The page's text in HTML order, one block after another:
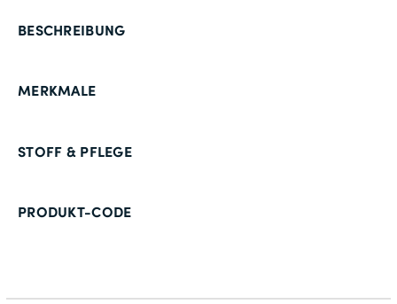
MERKMALE
BESCHREIBUNG
STOFF & PFLEGE
PRODUKT-CODE